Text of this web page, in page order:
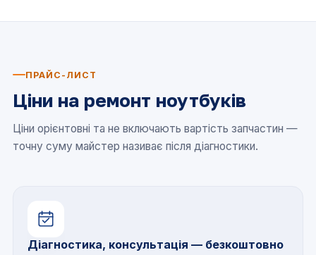
ПРАЙС-ЛИСТ
Ціни на ремонт ноутбуків
Ціни орієнтовні та не включають вартість запчастин —
точну суму майстер називає після діагностики.
Діагностика, консультація — безкоштовно